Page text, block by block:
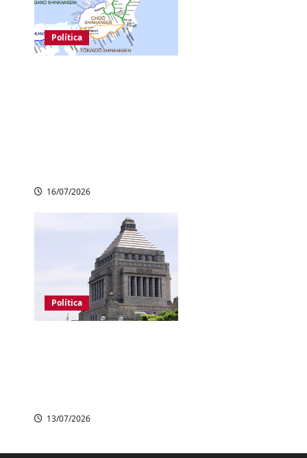
Política
16/07/2026
Política
13/07/2026